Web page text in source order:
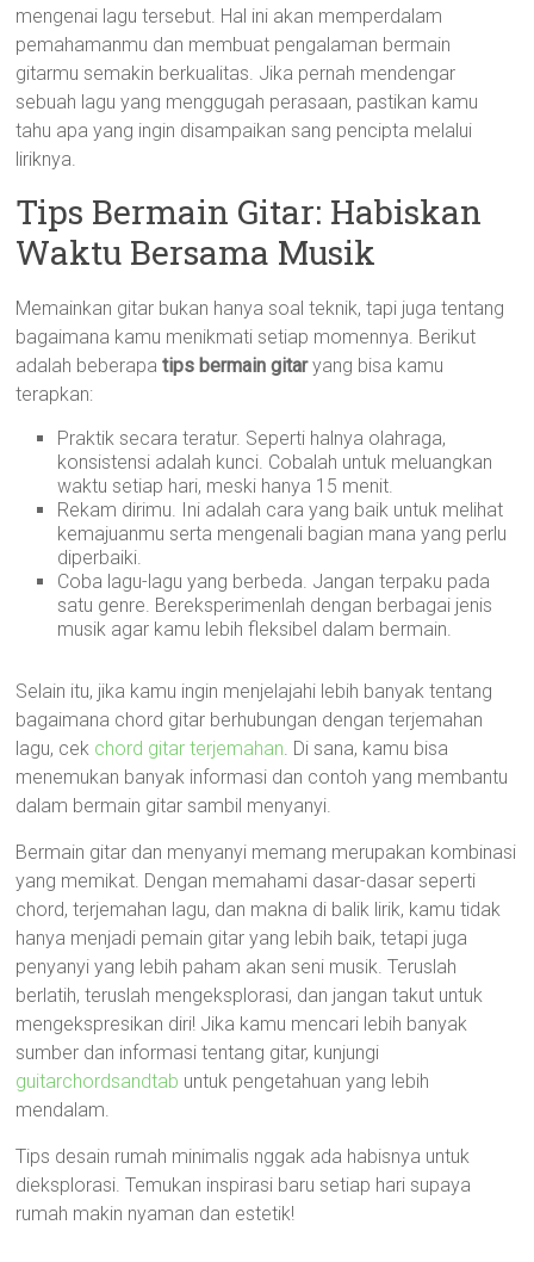
mengenai lagu tersebut. Hal ini akan memperdalam
pemahamanmu dan membuat pengalaman bermain
gitarmu semakin berkualitas. Jika pernah mendengar
sebuah lagu yang menggugah perasaan, pastikan kamu
tahu apa yang ingin disampaikan sang pencipta melalui
liriknya.
Tips Bermain Gitar: Habiskan
Waktu Bersama Musik
Memainkan gitar bukan hanya soal teknik, tapi juga tentang
bagaimana kamu menikmati setiap momennya. Berikut
adalah beberapatips bermain gitaryang bisa kamu
terapkan:
Praktik secara teratur. Seperti halnya olahraga,
konsistensi adalah kunci. Cobalah untuk meluangkan
waktu setiap hari, meski hanya 15 menit.
Rekam dirimu. Ini adalah cara yang baik untuk melihat
kemajuanmu serta mengenali bagian mana yang perlu
diperbaiki.
Coba lagu-lagu yang berbeda. Jangan terpaku pada
satu genre. Bereksperimenlah dengan berbagai jenis
musik agar kamu lebih fleksibel dalam bermain.
Selain itu, jika kamu ingin menjelajahi lebih banyak tentang
bagaimana chord gitar berhubungan dengan terjemahan
lagu, cek chord gitar terjemahan. Di sana, kamu bisa
menemukan banyak informasi dan contoh yang membantu
dalam bermain gitar sambil menyanyi.
Bermain gitar dan menyanyi memang merupakan kombinasi
yang memikat. Dengan memahami dasar-dasar seperti
chord, terjemahan lagu, dan makna di balik lirik, kamu tidak
hanya menjadi pemain gitar yang lebih baik, tetapi juga
penyanyi yang lebih paham akan seni musik. Teruslah
berlatih, teruslah mengeksplorasi, dan jangan takut untuk
mengekspresikan diri! Jika kamu mencari lebih banyak
sumber dan informasi tentang gitar, kunjungi
guitarchordsandtab untuk pengetahuan yang lebih
mendalam.
Tips desain rumah minimalis nggak ada habisnya untuk
dieksplorasi. Temukan inspirasi baru setiap hari supaya
rumah makin nyaman dan estetik!